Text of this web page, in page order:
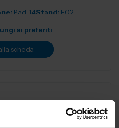
Pad. 14Stand: F02
ai preferiti
scheda
MACCHINE SRL